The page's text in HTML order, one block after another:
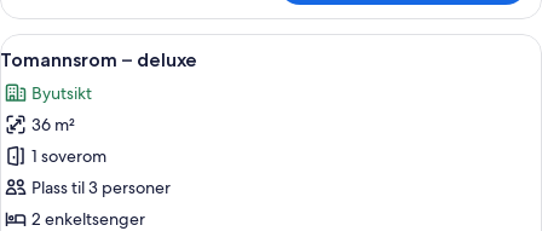
–
deluxe
Åpne
alle
bildene
av
Tomannsrom
–
deluxe
3
Tomannsrom – deluxe
Byutsikt
36 m²
1 soverom
Plass til 3 personer
2 enkeltsenger